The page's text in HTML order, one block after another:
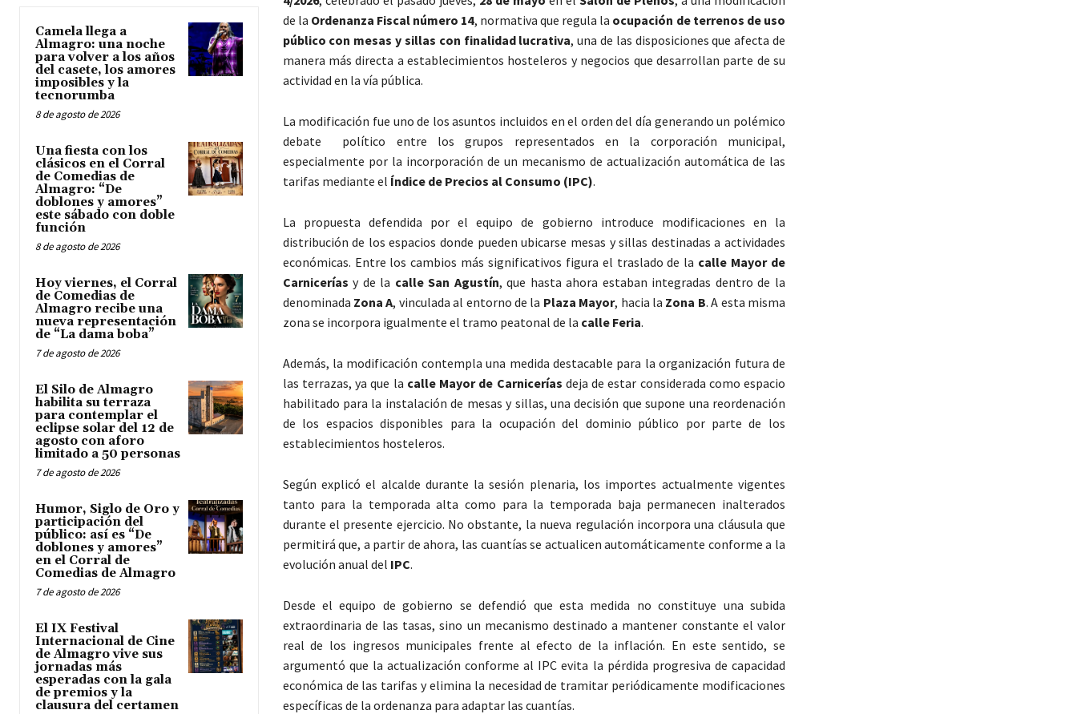
Camela llega a
Almagro: una noche
para volver a los años
del casete, los amores
imposibles y la
tecnorumba
8 de agosto de 2026
Una fiesta con los
clásicos en el Corral
de Comedias de
Almagro: “De
doblones y amores”
este sábado con doble
función
8 de agosto de 2026
Hoy viernes, el Corral
de Comedias de
Almagro recibe una
nueva representación
de “La dama boba”
7 de agosto de 2026
El Silo de Almagro
habilita su terraza
para contemplar el
eclipse solar del 12 de
agosto con aforo
limitado a 50 personas
7 de agosto de 2026
Humor, Siglo de Oro y
participación del
público: así es “De
doblones y amores”
en el Corral de
Comedias de Almagro
7 de agosto de 2026
El IX Festival
Internacional de Cine
de Almagro vive sus
jornadas más
esperadas con la gala
de premios y la
clausura del certamen
de la Ordenanza Fiscal número 14, normativa que regula la ocupación de terrenos de uso
público con mesas y sillas con finalidad lucrativa, una de las disposiciones que afecta de
manera más directa a establecimientos hosteleros y negocios que desarrollan parte de su
actividad en la vía pública.
La modificación fue uno de los asuntos incluidos en el orden del día generando un polémico
debate político entre los grupos representados en la corporación municipal,
especialmente por la incorporación de un mecanismo de actualización automática de las
tarifas mediante el Índice de Precios al Consumo (IPC).
La propuesta defendida por el equipo de gobierno introduce modificaciones en la
distribución de los espacios donde pueden ubicarse mesas y sillas destinadas a actividades
económicas. Entre los cambios más significativos figura el traslado de la calle Mayor de
Carnicerías y de la calle San Agustín, que hasta ahora estaban integradas dentro de la
denominada Zona A, vinculada al entorno de la Plaza Mayor, hacia la Zona B. A esta misma
zona se incorpora igualmente el tramo peatonal de la calle Feria.
Además, la modificación contempla una medida destacable para la organización futura de
las terrazas, ya que la calle Mayor de Carnicerías deja de estar considerada como espacio
habilitado para la instalación de mesas y sillas, una decisión que supone una reordenación
de los espacios disponibles para la ocupación del dominio público por parte de los
establecimientos hosteleros.
Según explicó el alcalde durante la sesión plenaria, los importes actualmente vigentes
tanto para la temporada alta como para la temporada baja permanecen inalterados
durante el presente ejercicio. No obstante, la nueva regulación incorpora una cláusula que
permitirá que, a partir de ahora, las cuantías se actualicen automáticamente conforme a la
evolución anual del IPC.
Desde el equipo de gobierno se defendió que esta medida no constituye una subida
extraordinaria de las tasas, sino un mecanismo destinado a mantener constante el valor
real de los ingresos municipales frente al efecto de la inflación. En este sentido, se
argumentó que la actualización conforme al IPC evita la pérdida progresiva de capacidad
económica de las tarifas y elimina la necesidad de tramitar periódicamente modificaciones
específicas de la ordenanza para adaptar las cuantías.